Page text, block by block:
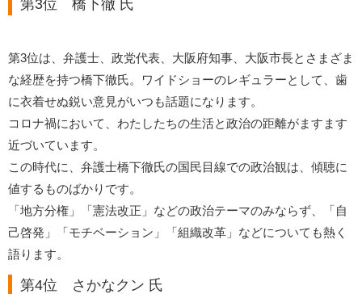
第3位 橋下徹 氏
第3位は、弁護士、政党代表、大阪府知事、大阪市長とさまざま
な経歴を持つ橋下徹氏。ワイドショーのレギュラーとして、歯
に衣着せぬ鋭い意見がいつも話題になります。
コロナ禍において、わたしたちの生活と政治の距離がますます
近づいています。
この時代に、弁護士橋下徹氏の国民目線での政治観は、傾聴に
値するものばかりです。
「地方分権」「憲法改正」などの政治テーマのみならず、「自
己啓発」「モチベーション」「組織改革」などについても熱く
語ります。
第4位 さかなクン 氏